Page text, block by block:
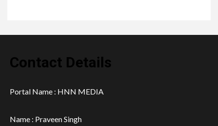
Contact Details
Portal Name : HNN MEDIA
Name : Praveen Singh